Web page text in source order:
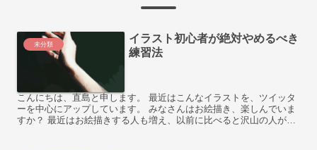
未分類
イラスト初心者が絶対やめるべき
練習法
こんにちは、直島と申します。 最近はこんなイラストを、ツイッタ
ーを中心にアップしています。 みなさんはお絵描き、楽しんでいま
すか？ 最近はお絵描きする人も増え、以前に比べると沢山の人が素